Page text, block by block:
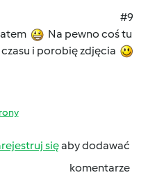
#9
Na pewno coś tu
i porobię zdjęcia
sięaby dodawać
komentarze